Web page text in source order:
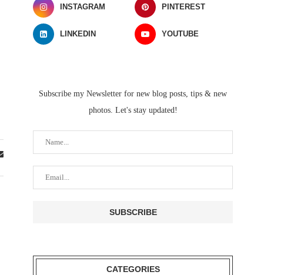
INSTAGRAM PINTEREST
LINKEDIN YOUTUBE
Subscribe my Newsletter for new blog posts, tips & new
photos. Let's stay updated!
CATEGORIES